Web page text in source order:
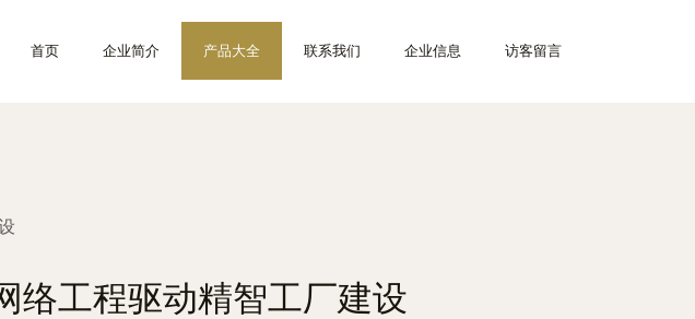
首页 企业简介 产品大全 联系我们 企业信息 访客留言
络工程驱动精智工厂建设